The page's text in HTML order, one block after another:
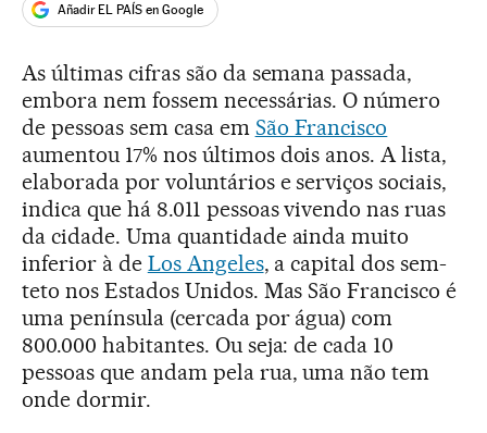
Añadir EL PAÍS en Google
As últimas cifras são da semana passada,
embora nem fossem necessárias. O número
de pessoas sem casa em São Francisco
aumentou 17% nos últimos dois anos. A lista,
elaborada por voluntários e serviços sociais,
indica que há 8.011 pessoas vivendo nas ruas
da cidade. Uma quantidade ainda muito
inferior à de Los Angeles, a capital dos sem-
teto nos Estados Unidos. Mas São Francisco é
uma península (cercada por água) com
800.000 habitantes. Ou seja: de cada 10
pessoas que andam pela rua, uma não tem
onde dormir.